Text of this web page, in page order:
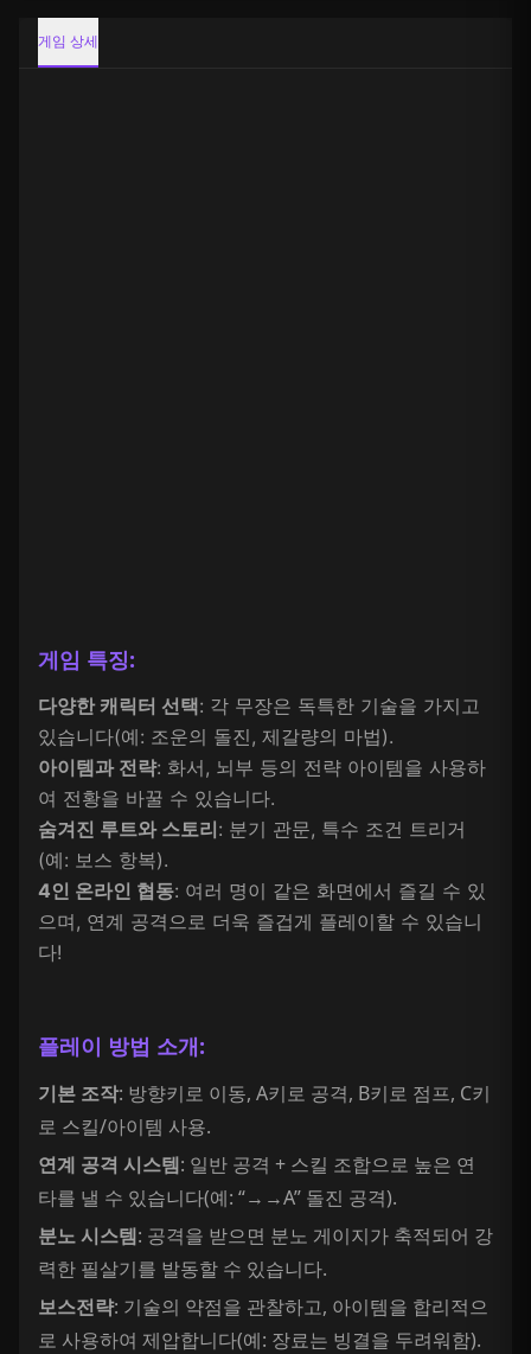
게임 상세
게임 특징:
다양한 캐릭터 선택: 각 무장은 독특한 기술을 가지고
있습니다(예: 조운의 돌진, 제갈량의 마법).
아이템과 전략: 화서, 뇌부 등의 전략 아이템을 사용하
여 전황을 바꿀 수 있습니다.
숨겨진 루트와 스토리: 분기 관문, 특수 조건 트리거
(예: 보스 항복).
4인 온라인 협동: 여러 명이 같은 화면에서 즐길 수 있
으며, 연계 공격으로 더욱 즐겁게 플레이할 수 있습니
다!
플레이 방법 소개:
기본 조작: 방향키로 이동, A키로 공격, B키로 점프, C키
로 스킬/아이템 사용.
연계 공격 시스템: 일반 공격 + 스킬 조합으로 높은 연
타를 낼 수 있습니다(예: “→→A” 돌진 공격).
분노 시스템: 공격을 받으면 분노 게이지가 축적되어 강
력한 필살기를 발동할 수 있습니다.
보스전략: 기술의 약점을 관찰하고, 아이템을 합리적으
로 사용하여 제압합니다(예: 장료는 빙결을 두려워함).